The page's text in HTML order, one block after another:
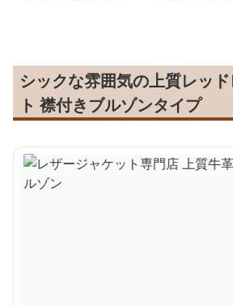
シックな雰囲気の上質レッ
ト 襟付きブルゾンタイプ